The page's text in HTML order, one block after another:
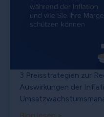
3 Preisstrategien zur
Auswirkungen der